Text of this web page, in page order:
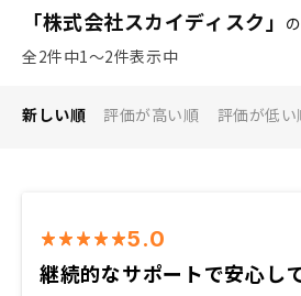
「株式会社スカイディスク」
全2件中1〜2件表示中
新しい順 評価が高い順 評価が低い
5.0
継続的なサポートで安心し